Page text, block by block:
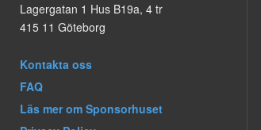
Lagergatan 1 Hus B19a, 4 tr
415 11 Göteborg
Kontakta oss
FAQ
Läs mer om Sponsorhuset